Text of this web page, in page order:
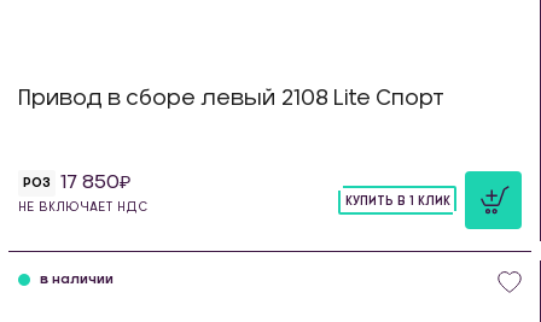
Привод в сборе левый 2108 Lite Спорт
РОЗ 17 850
НЕ ВКЛЮЧАЕТ НДС
КУПИТЬ В 1 КЛИК
в наличии